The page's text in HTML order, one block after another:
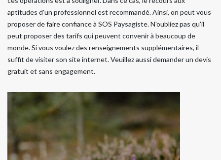
aptitudes d'un professionnel est recommandé. Ainsi, on peut vous
proposer de faire confiance à SOS Paysagiste. N'oubliez pas qu'il
peut proposer des tarifs qui peuvent convenir à beaucoup de
monde. Si vous voulez des renseignements supplémentaires, il
suffit de visiter son site internet. Veuillez aussi demander un devis
gratuit et sans engagement.